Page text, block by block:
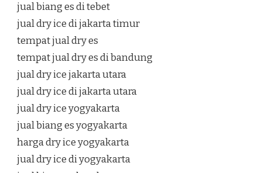
jual biang es di tebet
jual dry ice di jakarta timur
tempat jual dry es
tempat jual dry es di bandung
jual dry ice jakarta utara
jual dry ice di jakarta utara
jual dry ice yogyakarta
jual biang es yogyakarta
harga dry ice yogyakarta
jual dry ice di yogyakarta